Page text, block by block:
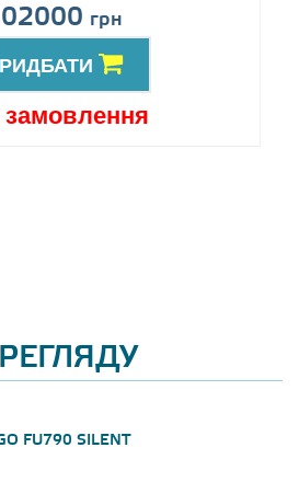
грн
замовлення
FU790 SILENT